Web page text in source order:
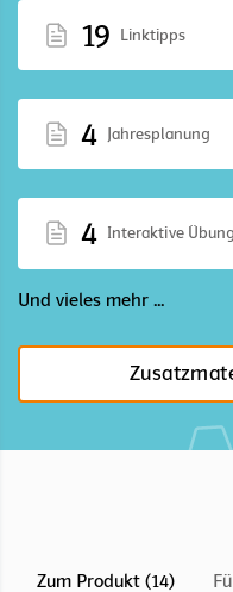
19 Linktipps
4 Jahresplanung
4 Interaktive
Und vieles mehr ...
Zum Produkt (14)